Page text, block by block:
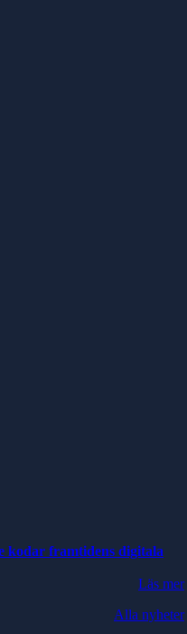
kodar framtidens digitala
Läs mer
Alla nyheter